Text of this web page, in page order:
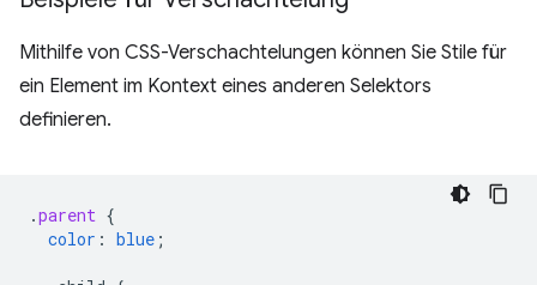
Mithilfe von CSS-Verschachtelungen können Sie Stile für
ein Element im Kontext eines anderen Selektors
definieren.
.parent {
color : blue ;